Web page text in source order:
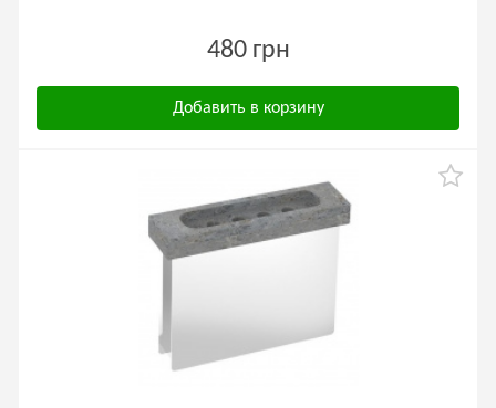
480 грн
Добавить в корзину